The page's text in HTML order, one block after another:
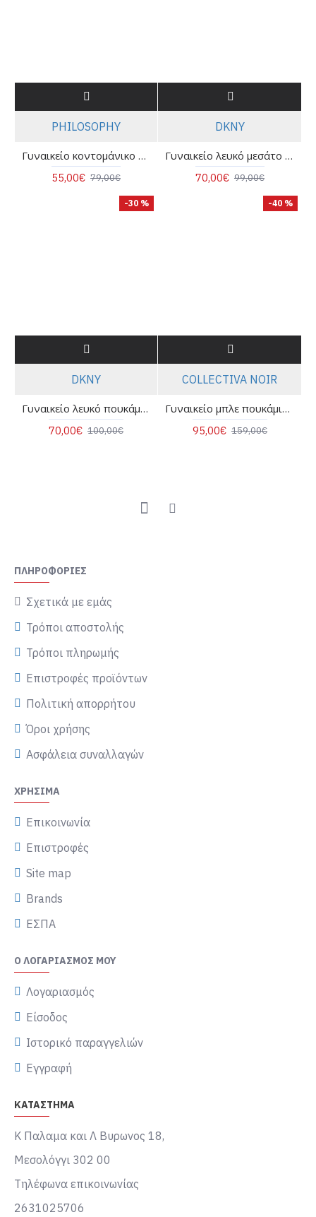
PHILOSOPHY
Γυναικείο κοντομάνικο πουκάμισο ποπλίνα - Philosophy SH77262
55,00€ 79,00€
DKNY
Γυναικείο λευκό μεσάτο πουκάμισο - DKNY DJ6W2171
70,00€ 99,00€
-30 %
DKNY
Γυναικείο λευκό πουκάμισο - DKNY E31MIRDM
70,00€ 100,00€
-40 %
COLLECTIVA NOIR
Γυναικείο μπλε πουκάμισο - Collectiva Noir Elan Top
95,00€ 159,00€
ΠΛΗΡΟΦΟΡΊΕΣ
Σχετικά με εμάς
Τρόποι αποστολής
Τρόποι πληρωμής
Επιστροφές προϊόντων
Πολιτική απορρήτου
Όροι χρήσης
Ασφάλεια συναλλαγών
ΧΡΉΣΙΜΑ
Επικοινωνία
Επιστροφές
Site map
Brands
ΕΣΠΑ
Ο ΛΟΓΑΡΙΑΣΜΌΣ ΜΟΥ
Λογαριασμός
Είσοδος
Ιστορικό παραγγελιών
Εγγραφή
ΚΑΤΑΣΤΗΜΑ
Κ Παλαμα και Λ Βυρωνος 18,
Μεσολόγγι 302 00
Τηλέφωνα επικοινωνίας
2631025706